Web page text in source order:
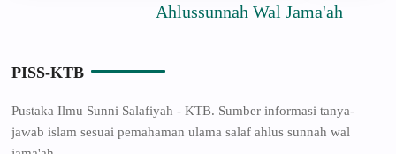
Ahlussunnah Wal Jama'ah
PISS-KTB
Pustaka Ilmu Sunni Salafiyah - KTB. Sumber informasi tanya-
jawab islam sesuai pemahaman ulama salaf ahlus sunnah wal